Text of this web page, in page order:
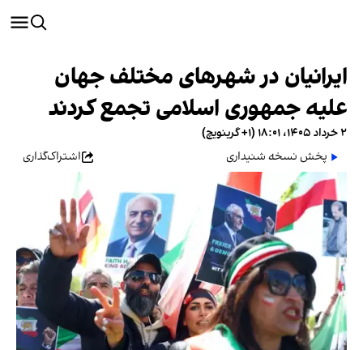
ایرانیان در شهرهای مختلف جهان
علیه جمهوری اسلامی تجمع کردند
۲ خرداد ۱۴۰۵، ۱۸:۰۱ (‎+۱ گرینویچ)
پخش نسخه شنیداری
اشتراک‌گذاری